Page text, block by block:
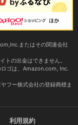
またはその関連会社
トの出金はできません。
ゴは、Amazon.com, Inc.
フー株式会社の登録商標ま
利用規約